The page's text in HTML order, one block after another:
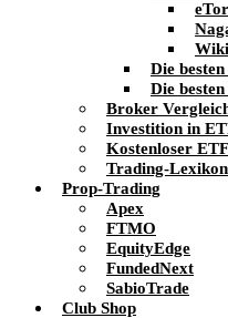
Die
Die
Broker
Investition in
Kostenloser
Trading-Lexikon
Prop-Trading
Apex
FTMO
EquityEdge
FundedNext
SabioTrade
Club Shop